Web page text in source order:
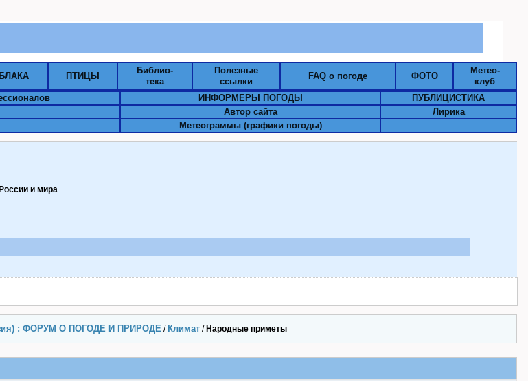
ПТИЦЫ
Библио-
тека
Полезные
ссылки
FAQ о погоде ФОТО
Метео-
клуб
ИНФОРМЕРЫ ПОГОДЫ
ПУБЛИЦИСТИКА
Автор сайта
Лирика
Метеограммы (графики погоды)
и мира
: ФОРУМ О ПОГОДЕ И ПРИРОДЕ / Климат / Народные приметы